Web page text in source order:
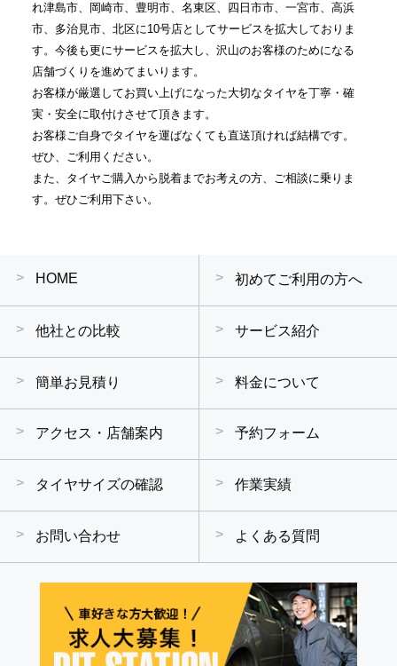
れ津島市、岡崎市、豊明市、名東区、四日市市、一宮市、高浜
市、多治見市、北区に10号店としてサービスを拡大しておりま
す。今後も更にサービスを拡大し、沢山のお客様のためになる
店舗づくりを進めてまいります。
お客様が厳選してお買い上げになった大切なタイヤを丁寧・確
実・安全に取付けさせて頂きます。
お客様ご自身でタイヤを運ばなくても直送頂ければ結構です。
ぜひ、ご利用ください。
また、タイヤご購入から脱着までお考えの方、ご相談に乗りま
す。ぜひご利用下さい。
HOME 初めてご利用の方へ
他社との比較 サービス紹介
簡単お見積り 料金について
アクセス・店舗案内 予約フォーム
タイヤサイズの確認 作業実績
お問い合わせ よくある質問